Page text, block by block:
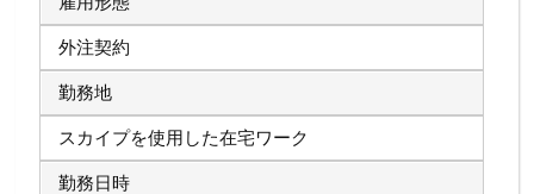
外注契約
勤務地
スカイプを使用した在宅ワーク
勤務日時